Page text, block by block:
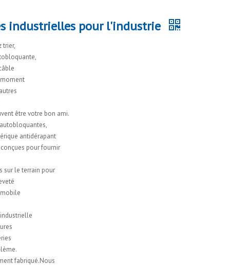
industrielles pour l'industrie
trier,
être votre bon ami.
antidérapant
pour fournir
sur le terrain pour
fabriqué.Nous